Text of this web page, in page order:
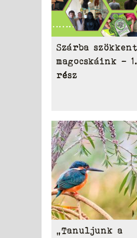
Szárba szökkent
magocskáink – 1.
rész
„Tanuljunk a